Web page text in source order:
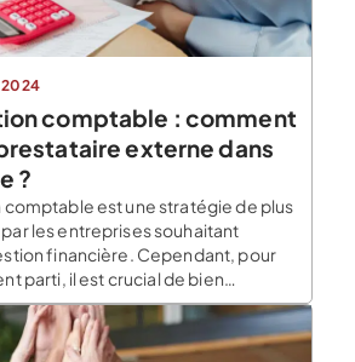
2024
comptable : comment
externe dans
?
comptable est une stratégie de plus
les entreprises souhaitant
financière. Cependant, pour
parti, il est crucial de bien
et de suivre les bonnes
intégration réussie du prestataire
équipe. Comprendre les